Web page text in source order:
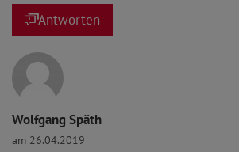
Antworten
Wolfgang Späth
am 26.04.2019